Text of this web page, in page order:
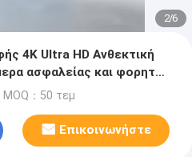
2/6
4K Ultra HD Ανθεκτική
ασφαλείας και φορητές
MOQ：50 τεμ
Επικοινωνήστε